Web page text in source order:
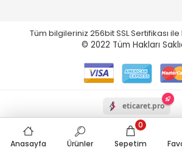
Tüm bilgileriniz 256bit SSL Sertifikası
© 2022 Tüm Hakları
Anasayfa Ürünler Sepetim
0
eticaret.pro